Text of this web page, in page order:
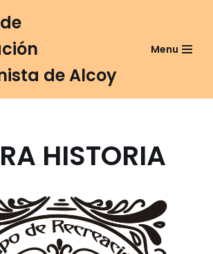
de Alcoy
Menu
HISTORIA